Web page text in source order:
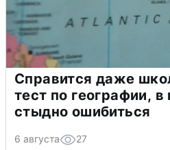
Справится даже
тест по географии,
стыдно ошибиться
6 августа 27